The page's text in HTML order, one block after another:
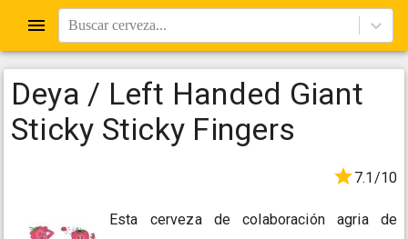
Buscar cerveza...
Deya / Left Handed Giant
Sticky Sticky Fingers
7.1/10
Esta cerveza de colaboración agria de